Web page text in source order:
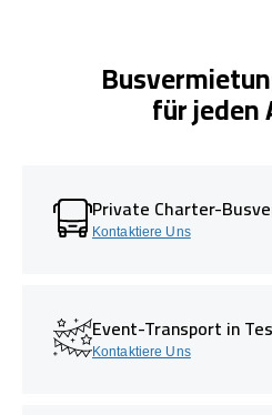
für jeden
Private Charter-
Kontaktiere Uns
Event-Transport in
Kontaktiere Uns